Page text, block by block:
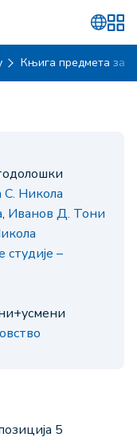
Књига предмета за
Никола
, Иванов Д. Тони
студије –
5